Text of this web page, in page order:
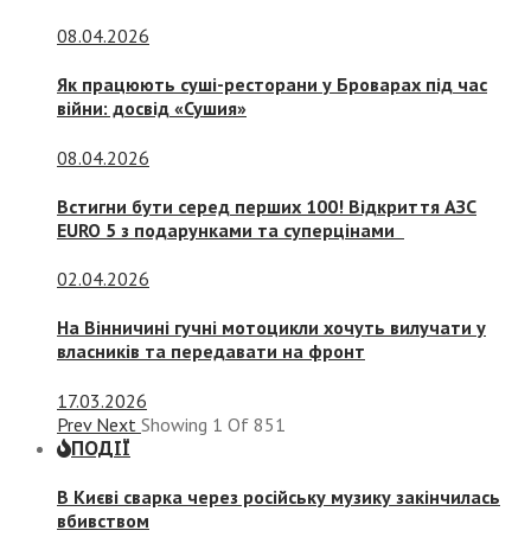
08.04.2026
Як працюють суші-ресторани у Броварах під час
війни: досвід «Сушия»
08.04.2026
Встигни бути серед перших 100! Відкриття АЗС
EURO 5 з подарунками та суперцінами
02.04.2026
На Вінничині гучні мотоцикли хочуть вилучати у
власників та передавати на фронт
17.03.2026
Prev Next Showing 1 Of 851
ПОДІЇ
В Києві сварка через російську музику закінчилась
вбивством